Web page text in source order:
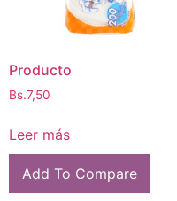
Producto
Bs.7,50
Leer más
Add To Compare